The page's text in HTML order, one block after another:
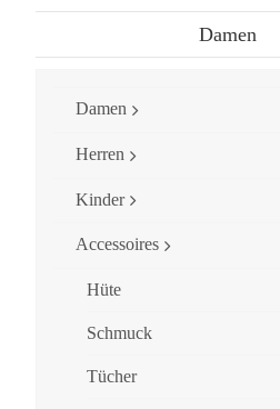
Damen
Damen
Herren
Kinder
Accessoires
Hüte
Schmuck
Tücher